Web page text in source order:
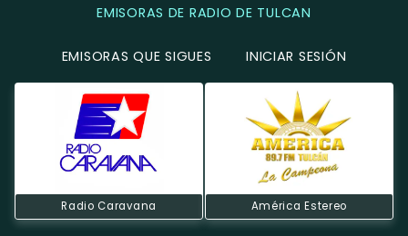
EMISORAS DE RADIO DE TULCAN
EMISORAS QUE SIGUES INICIAR SESIÓN
Radio Caravana América Estereo